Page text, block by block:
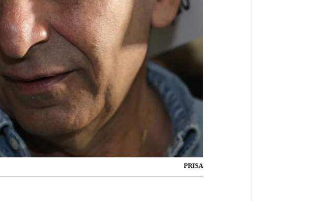
PRISA